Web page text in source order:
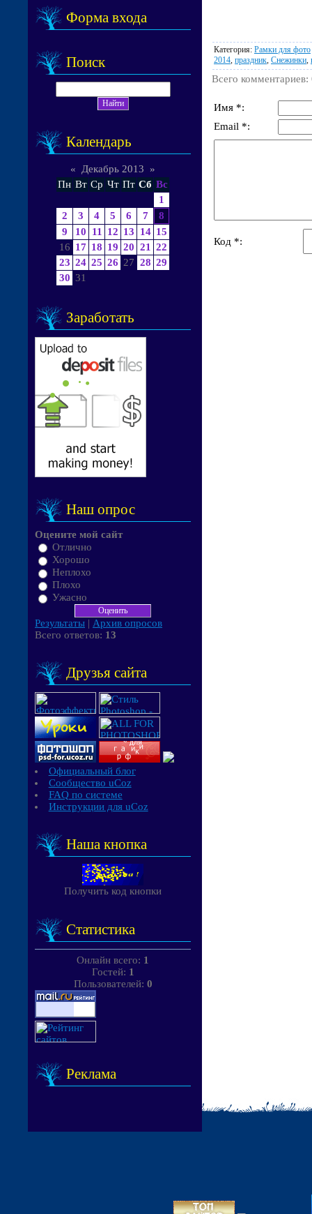
Форма входа
Поиск
Календарь
« Декабрь 2013
»
Пн Вт Ср Чт Пт Сб Вс
1
2
3 4 5 6 7
8
9
10 11 12 13 14 15
16 17 18 19 20 21
22
23 24 25 26 27 28 29
30 31
Заработать
Наш опрос
Оцените мой сайт
Отлично
Хорошо
Неплохо
Плохо
Ужасно
Результаты | Архив опросов
Всего ответов: 13
Друзья сайта
Официальный блог
Сообщество uCoz
FAQ по системе
Инструкции для uCoz
Наша кнопка
Получить код кнопки
Статистика
Онлайн всего: 1
Гостей: 1
Пользователей: 0
Реклама
Категория: Рамки для фото
2014 праздник Снежинки
Всего комментариев:
Имя *:
Email *:
Код *: